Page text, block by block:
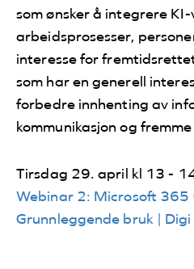
som ønsker å integrere
arbeidsprosesser,
interesse for
som har en generell
forbedre innhenting av
kommunikasjon og
Tirsdag 29. april kl 13 -
Webinar 2: Microsoft 365
Grunnleggende bruk |